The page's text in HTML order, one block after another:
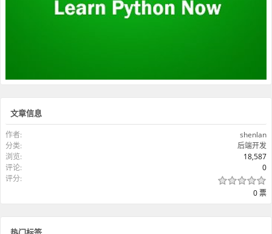
文章信息
作者:
shenlan
分类:
后端开发
浏览:
18,587
评论:
0
评分:
0 票